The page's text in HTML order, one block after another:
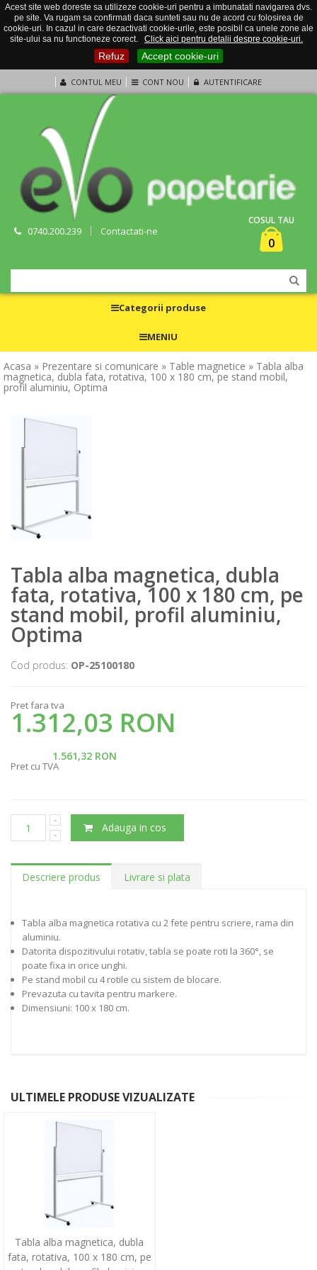
Acest site web doreste sa utilizeze cookie-uri pentru a imbunatati navigarea dvs.
pe site. Va rugam sa confirmati daca sunteti sau nu de acord cu folosirea de
cookie-uri. In cazul in care dezactivati cookie-urile, este posibil ca unele zone ale
site-ului sa nu functioneze corect.
Click aici pentru detalii despre cookie-uri.
Refuz Accept cookie-uri
CONTUL MEU CONT NOU AUTENTIFICARE
0740.200.239 Contactati-ne
COSUL TAU
0
Categorii produse
MENIU
Acasa » Prezentare si comunicare » Table magnetice » Tabla alba
magnetica, dubla fata, rotativa, 100 x 180 cm, pe stand mobil,
profil aluminiu, Optima
Tabla alba magnetica, dubla
fata, rotativa, 100 x 180 cm, pe
stand mobil, profil aluminiu,
Optima
Cod produs: OP-25100180
Pret fara tva
1.312,03 RON
1.561,32 RON
Pret cu TVA
Adauga in cos
Descriere produs Livrare si plata
Tabla alba magnetica rotativa cu 2 fete pentru scriere, rama din
aluminiu.
Datorita dispozitivului rotativ, tabla se poate roti la 360°, se
poate fixa in orice unghi.
Pe stand mobil cu 4 rotile cu sistem de blocare.
Prevazuta cu tavita pentru markere.
Dimensiuni: 100 x 180 cm.
ULTIMELE PRODUSE VIZUALIZATE
Tabla alba magnetica, dubla
fata, rotativa, 100 x 180 cm, pe